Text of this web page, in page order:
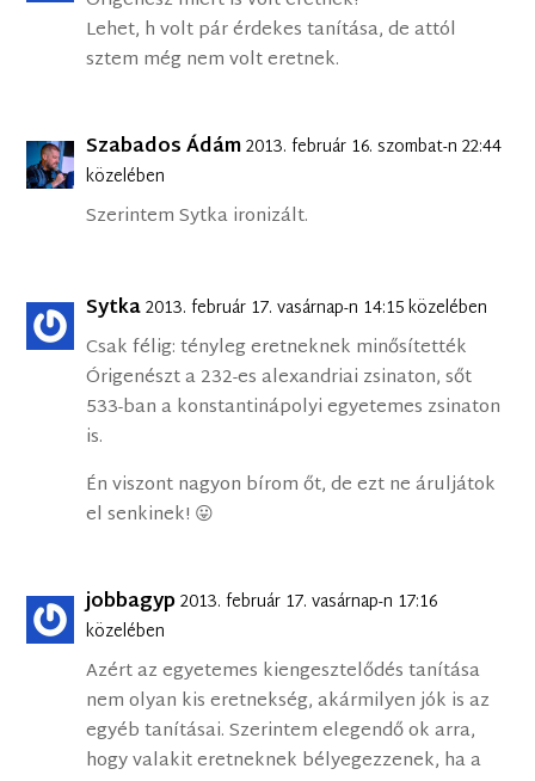
Lehet, h volt pár érdekes tanítása, de attól
sztem még nem volt eretnek.
Szabados Ádám2013. február 16. szombat-n 22:44
közelében
Szerintem Sytka ironizált.
Sytka2013. február 17. vasárnap-n 14:15 közelében
Csak félig: tényleg eretneknek minősítették
Órigenészt a 232-es alexandriai zsinaton, sőt
533-ban a konstantinápolyi egyetemes zsinaton
is.
Én viszont nagyon bírom őt, de ezt ne áruljátok
el senkinek! 😛
jobbagyp2013. február 17. vasárnap-n 17:16
közelében
Azért az egyetemes kiengesztelődés tanítása
nem olyan kis eretnekség, akármilyen jók is az
egyéb tanításai. Szerintem elegendő ok arra,
hogy valakit eretneknek bélyegezzenek, ha a